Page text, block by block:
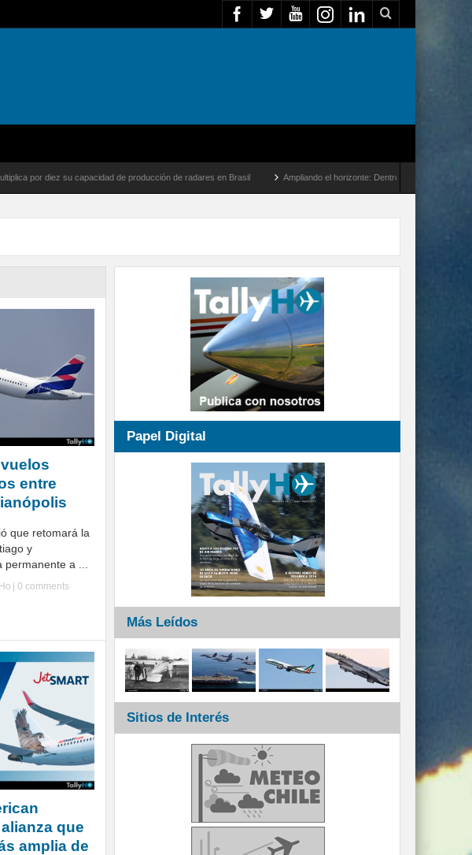
capacidad de producción de radares en Brasil Ampliando el horizonte: Dentro del vuelo de desarrollo más largo
entre
que retomará la
y
permanente a ...
0 comments
que
amplia de
Papel Digital
Más Leídos
Sitios de Interés